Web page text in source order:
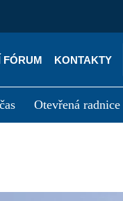
FÓRUM KONTAKTY
Otevřená radnice